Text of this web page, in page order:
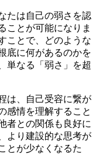
たは自己の弱さを認
ことが可能になりま
ことで、どのような
底に何があるのかを
単なる「弱さ」を超
は、自己受容に繋が
感情を理解すること
者との関係も良好に
より建設的な思考が
とが少なくなるた